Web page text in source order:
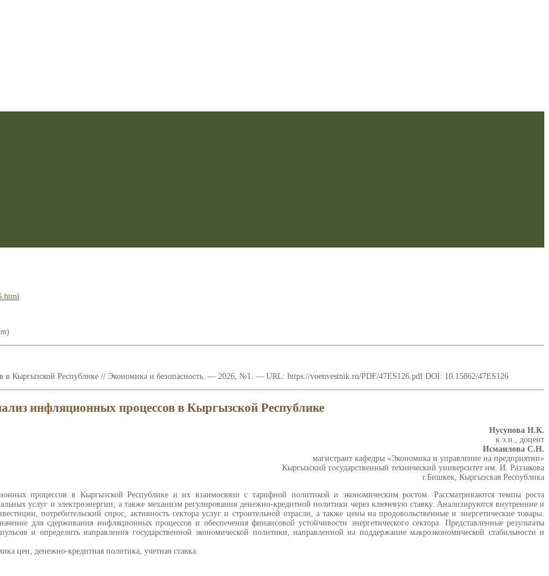
)
Кыргызской Республике // Экономика и безопасность. — 2026, №1. — URL: https://voenvestnik.ru/PDF/47ES126.pdf DOI: 10.15862/47ES126
инфляционных процессов в Кыргызской Республике
Нусупова Н.К.
к.э.н., доцент
Исмаилова С.Н.
магистрант кафедры «Экономика и управление на предприятии»
Кыргызский государственный технический университет им. И. Раззакова
г.Бишкек, Кыргызская Республика
процессов в Кыргызской Республике и их взаимосвязи с тарифной политикой и экономическим ростом. Рассматриваются темпы роста
услуг и электроэнергии, а также механизм регулирования денежно-кредитной политики через ключевую ставку. Анализируются внутренние и
потребительский спрос, активность сектора услуг и строительной отрасли, а также цены на продовольственные и энергетические товары.
для сдерживания инфляционных процессов и обеспечения финансовой устойчивости энергетического сектора. Представленные результаты
и определить направления государственной экономической политики, направленной на поддержание макроэкономической стабильности и
цен, денежно-кредитная политика, учетная ставка.